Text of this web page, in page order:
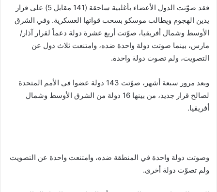
فقد صوّتت الدول الأعضاء بأغلبية ساحقة (141 مقابل 5) على قرار
يدين الهجوم ويطالب موسكو بسحب قواتها العسكرية. وفي الشرق
الأوسط وشمال أفريقيا، صوّتت أربع عشرة دولة دعماً لقرار آذار/
مارس، بينما صوتت دولة واحدة ضده، وامتنعت ثلاث دول عن
التصويت، ولم تصوت دولة واحدة.
وبعد مرور سبعة أشهر، صوّتت 143 دولة عضوا في الأمم المتحدة
لصالح قرار جديد، من بينها 16 دولة من الشرق الأوسط وشمال
أفريقيا.
وصوتت دولة واحدة في المنطقة ضده، وامتنعت واحدة عن التصويت
ولم تصوّت دولة أخرى.